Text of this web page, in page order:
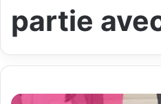
partie